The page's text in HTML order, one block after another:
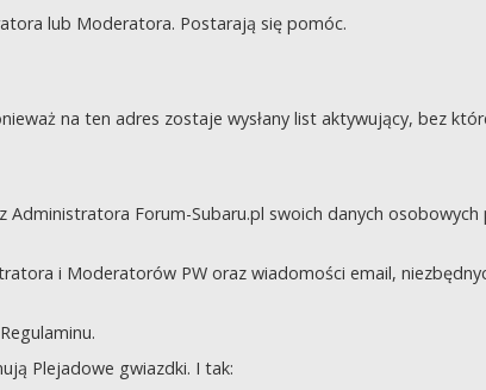
lub Moderatora. Postarają się pomóc.
na ten adres zostaje wysłany list aktywujący, bez
Forum-Subaru.pl swoich danych
i Moderatorów PW oraz wiadomości email,
Plejadowe gwiazdki. I tak: